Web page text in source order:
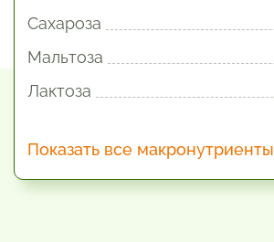
Сахароза
Мальтоза
Лактоза
Показать все макронутриенты